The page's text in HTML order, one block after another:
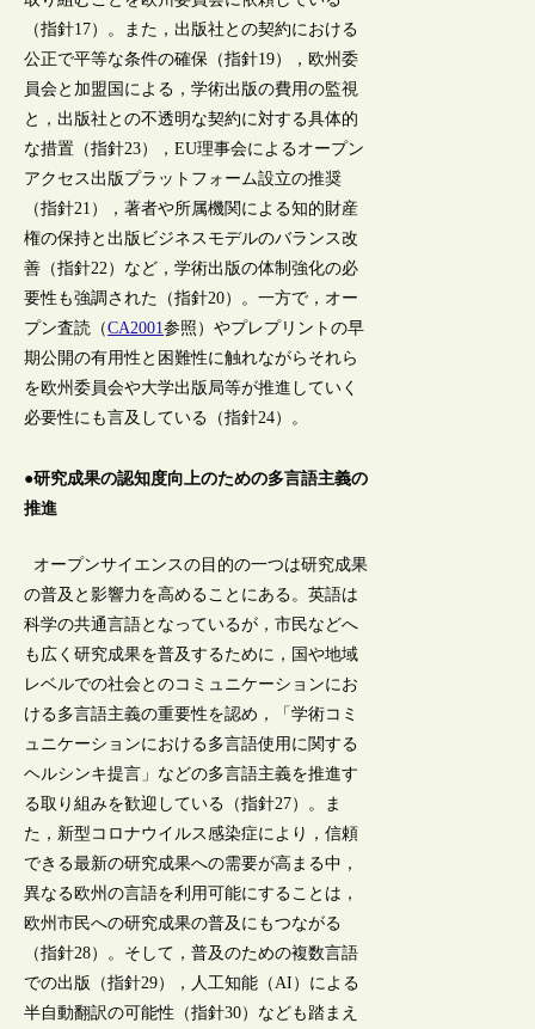
（指針17）。また，出版社との契約における
公正で平等な条件の確保（指針19），欧州委
員会と加盟国による，学術出版の費用の監視
と，出版社との不透明な契約に対する具体的
な措置（指針23），EU理事会によるオープン
アクセス出版プラットフォーム設立の推奨
（指針21），著者や所属機関による知的財産
権の保持と出版ビジネスモデルのバランス改
善（指針22）など，学術出版の体制強化の必
要性も強調された（指針20）。一方で，オー
プン査読（CA2001参照）やプレプリントの早
期公開の有用性と困難性に触れながらそれら
を欧州委員会や大学出版局等が推進していく
必要性にも言及している（指針24）。
●研究成果の認知度向上のための多言語主義の
推進
オープンサイエンスの目的の一つは研究成果
の普及と影響力を高めることにある。英語は
科学の共通言語となっているが，市民などへ
も広く研究成果を普及するために，国や地域
レベルでの社会とのコミュニケーションにお
ける多言語主義の重要性を認め，「学術コミ
ュニケーションにおける多言語使用に関する
ヘルシンキ提言」などの多言語主義を推進す
る取り組みを歓迎している（指針27）。ま
た，新型コロナウイルス感染症により，信頼
できる最新の研究成果への需要が高まる中，
異なる欧州の言語を利用可能にすることは，
欧州市民への研究成果の普及にもつながる
（指針28）。そして，普及のための複数言語
での出版（指針29），人工知能（AI）による
半自動翻訳の可能性（指針30）なども踏まえ